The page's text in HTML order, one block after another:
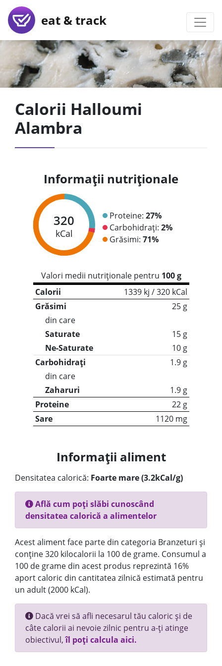
eat & track
Calorii Halloumi
Alambra
Informații nutriționale
320
kCal
Proteine: 27%
Carbohidrați: 2%
Grăsimi: 71%
Valori medii nutriționale pentru 100 g
Calorii
1339 kj / 320 kCal
Grăsimi
25 g
din care
Saturate
15 g
Ne-Saturate
10 g
Carbohidrați
1.9 g
din care
Zaharuri
1.9 g
Proteine
22 g
Sare
1120 mg
Informații aliment
Densitatea calorică: Foarte mare (3.2kCal/g)
Află cum poți slăbi cunoscând
densitatea calorică a alimentelor
Acest aliment face parte din categoria Branzeturi și
conține 320 kilocalorii la 100 de grame. Consumul a
100 de grame din acest produs reprezintă 16%
aport caloric din cantitatea zilnică estimată pentru
un adult (2000 kCal).
Dacă vrei să afli necesarul tău caloric și de
câte calorii ai nevoie zilnic pentru a-ți atinge
obiectivul,îl poți calcula aici.